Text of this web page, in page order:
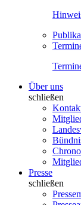
Über uns
schließen
Presse
schließen